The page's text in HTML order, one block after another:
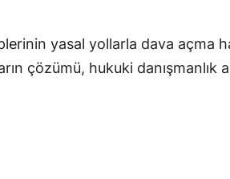
yasal yollarla dava açma
çözümü, hukuki danışmanlık